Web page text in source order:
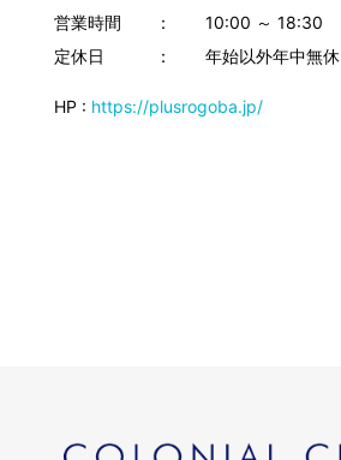
営業時間 ： 10:00 ～ 18:30
定休日 ： 年始以外年中無休
HP : https://plusrogoba.jp/